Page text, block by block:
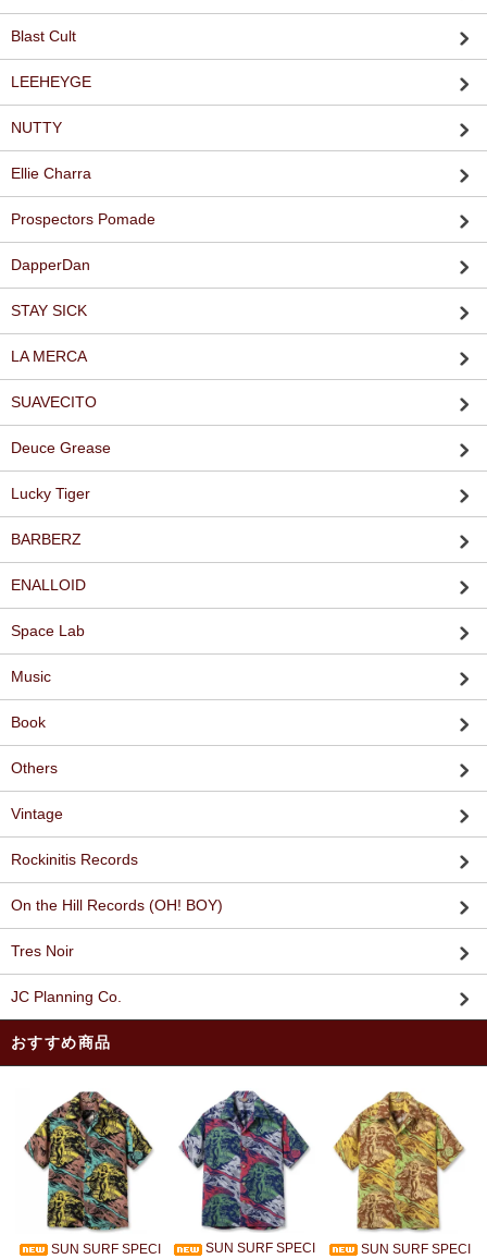
Blast Cult
LEEHEYGE
NUTTY
Ellie Charra
Prospectors Pomade
DapperDan
STAY SICK
LA MERCA
SUAVECITO
Deuce Grease
Lucky Tiger
BARBERZ
ENALLOID
Space Lab
Music
Book
Others
Vintage
Rockinitis Records
On the Hill Records (OH! BOY)
Tres Noir
JC Planning Co.
おすすめ商品
SUN SURF SPECI
SUN SURF SPECI
SUN SURF SPECI